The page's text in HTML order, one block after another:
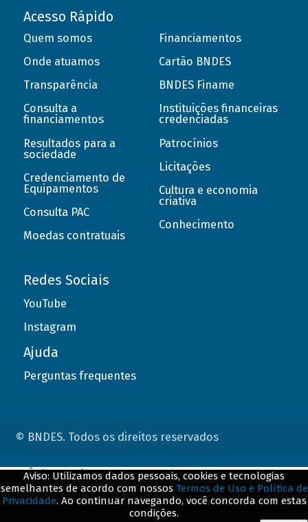
Acesso Rápido
Quem somos
Onde atuamos
Transparência
Consulta a
financiamentos
Resultados para a
sociedade
Credenciamento de
Equipamentos
Consulta PAC
Moedas contratuais
Financiamentos
Cartão BNDES
BNDES Finame
Instituições financeiras
credenciadas
Patrocínios
Licitações
Cultura e economia
criativa
Conhecimento
Redes Sociais
YouTube
Instagram
Ajuda
Perguntas frequentes
© BNDES. Todos os direitos reservados
Aviso: Utilizamos dados pessoais, cookies e tecnologias
semelhantes de acordo com nossos Termos de Uso e Política de
Privacidade. Ao continuar navegando, você concorda com estas
condições.
ConteÃºdo complementar
${title}${badge}